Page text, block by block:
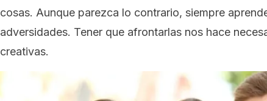
cosas. Aunque parezca lo contrario, siempre
adversidades. Tener que afrontarlas nos hace
creativas.